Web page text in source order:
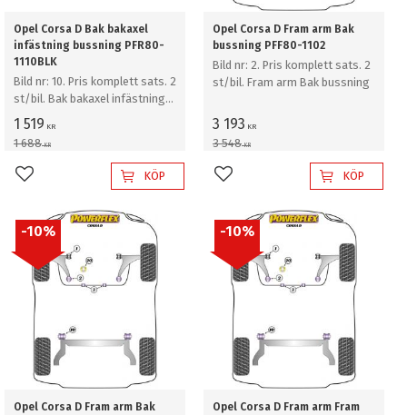
Opel Corsa D Bak bakaxel
infästning bussning PFR80-
1110BLK
Bild nr: 10. Pris komplett sats. 2
st/bil. Bak bakaxel infästning
bussning
1 519 KR
1 688KR
Lägg till i favoriterKÖP
Opel Corsa D Fram arm Bak
bussning PFF80-1102
Bild nr: 2. Pris komplett sats. 2
st/bil. Fram arm Bak bussning
3 193 KR
3 548KR
Lägg till i favoriterKÖP
Opel Corsa D Fram arm Bak
10%
Opel Corsa D Fram arm Fram
10%